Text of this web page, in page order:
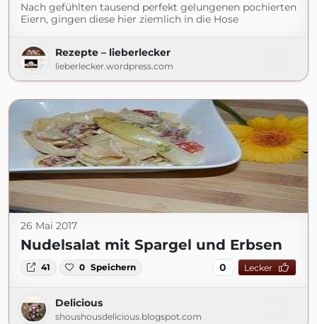
Nach gefühlten tausend perfekt gelungenen pochierten
Eiern, gingen diese hier ziemlich in die Hose
Rezepte – lieberlecker
lieberlecker.wordpress.com
26 Mai 2017
Nudelsalat mit Spargel und Erbsen
41 0 Speichern 0 Lecker
Delicious
shoushousdelicious.blogspot.com